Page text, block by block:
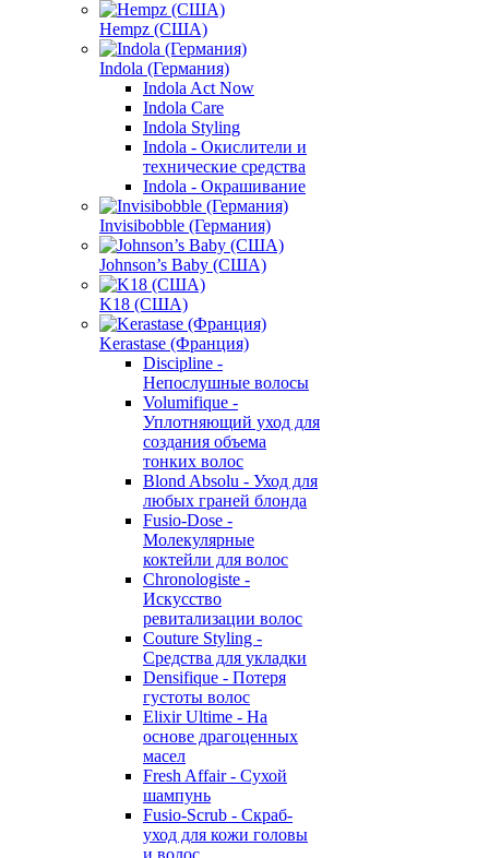
Hempz (США)
Indola (Германия)
Indola Act Now
Indola Care
Indola Styling
Indola - Окислители и
технические средства
Indola - Окрашивание
Invisibobble (Германия)
Johnson’s Baby (США)
K18 (США)
Kerastase (Франция)
Discipline -
Непослушные волосы
Volumifique -
Уплотняющий уход для
создания объема
тонких волос
Blond Absolu - Уход для
любых граней блонда
Fusio-Dose -
Молекулярные
коктейли для волос
Chronologiste -
Искусство
ревитализации волос
Couture Styling -
Средства для укладки
Densifique - Потеря
густоты волос
Elixir Ultime - На
основе драгоценных
масел
Fresh Affair - Сухой
шампунь
Fusio-Scrub - Скраб-
уход для кожи головы
и волос